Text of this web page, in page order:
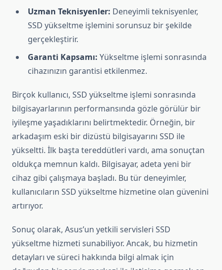
Uzman Teknisyenler: Deneyimli teknisyenler,
SSD yükseltme işlemini sorunsuz bir şekilde
gerçekleştirir.
Garanti Kapsamı: Yükseltme işlemi sonrasında
cihazınızın garantisi etkilenmez.
Birçok kullanıcı, SSD yükseltme işlemi sonrasında
bilgisayarlarının performansında gözle görülür bir
iyileşme yaşadıklarını belirtmektedir. Örneğin, bir
arkadaşım eski bir dizüstü bilgisayarını SSD ile
yükseltti. İlk başta tereddütleri vardı, ama sonuçtan
oldukça memnun kaldı. Bilgisayar, adeta yeni bir
cihaz gibi çalışmaya başladı. Bu tür deneyimler,
kullanıcıların SSD yükseltme hizmetine olan güvenini
artırıyor.
Sonuç olarak, Asus’un yetkili servisleri SSD
yükseltme hizmeti sunabiliyor. Ancak, bu hizmetin
detayları ve süreci hakkında bilgi almak için